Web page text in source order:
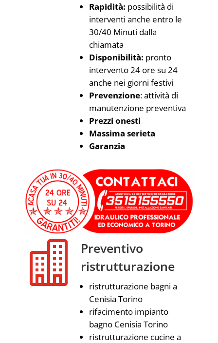
Rapidità: possibilità di
interventi anche entro le
30/40 Minuti dalla
chiamata
Disponibilità: pronto
intervento 24 ore su 24
anche nei giorni festivi
Prevenzione: attività di
manutenzione preventiva
Prezzi onesti
Massima serieta
Garanzia

Preventivo
ristrutturazione
ristrutturazione bagni a
Cenisia Torino
rifacimento impianto
bagno Cenisia Torino
ristrutturazione cucine a